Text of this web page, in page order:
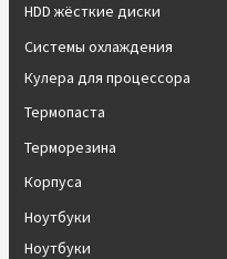
HDD жёсткие диски
Системы охлаждения
Кулера для процессора
Термопаста
Терморезина
Корпуса
Ноутбуки
Ноутбуки